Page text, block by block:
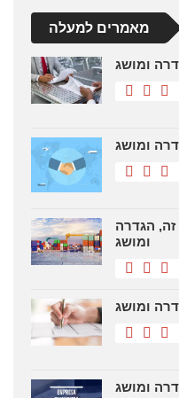
מאמרים למעלה
ומושג
ומושג
הגדרה
ומושג
ומושג
ומושג